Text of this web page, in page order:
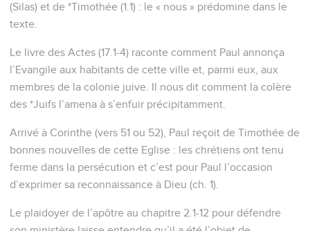
(Silas) et de *Timothée (1.1) : le « nous » prédomine dans le
texte.
Le livre des Actes (17.1-4) raconte comment Paul annonça
l’Evangile aux habitants de cette ville et, parmi eux, aux
membres de la colonie juive. Il nous dit comment la colère
des *Juifs l’amena à s’enfuir précipitamment.
Arrivé à Corinthe (vers 51 ou 52), Paul reçoit de Timothée de
bonnes nouvelles de cette Eglise : les chrétiens ont tenu
ferme dans la persécution et c’est pour Paul l’occasion
d’exprimer sa reconnaissance à Dieu (ch. 1).
Le plaidoyer de l’apôtre au chapitre 2.1-12 pour défendre